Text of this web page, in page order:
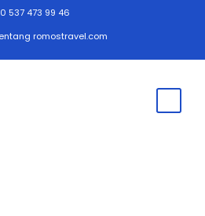
537 473 99 46
romostravel.com